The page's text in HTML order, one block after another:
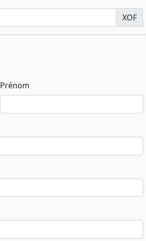
XOF
Prénom